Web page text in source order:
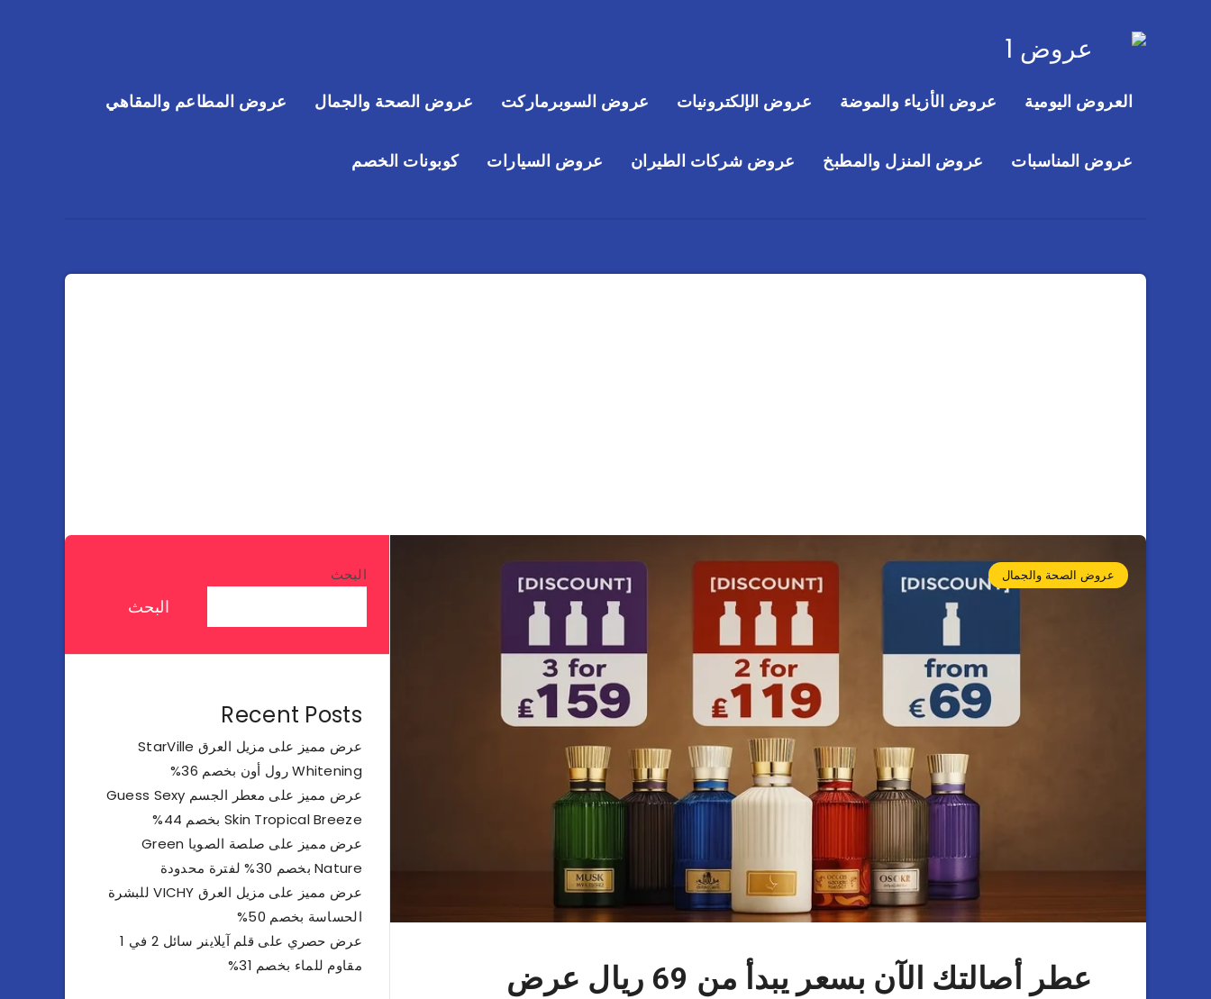
العروض اليومية عروض الأزياء والموضة عروض الإلكترونيات عروض السوبرماركت عروض الصحة والجمال عروض المطاعم والمقاهي
عروض المناسبات عروض المنزل والمطبخ عروض شركات الطيران عروض السيارات كوبونات الخصم
عروض الصحة والجمال
عطر أصالتك الآن بسعر يبدأ من 69 ريال عرض
البحث
البحث
Recent Posts
عرض مميز على مزيل العرق StarVille
Whitening رول أون بخصم 36%
عرض مميز على معطر الجسم Guess Sexy
Skin Tropical Breeze بخصم 44%
عرض مميز على صلصة الصويا Green
Nature بخصم 30% لفترة محدودة
عرض مميز على مزيل العرق VICHY للبشرة
الحساسة بخصم 50%
عرض حصري على قلم آيلاينر سائل 2 في 1
مقاوم للماء بخصم 31%